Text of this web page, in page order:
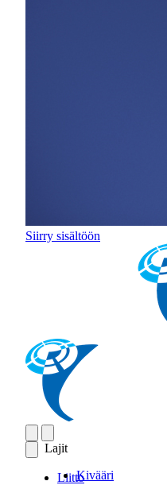
Siirry sisältöön
Lajit
Kivääri
Liitto